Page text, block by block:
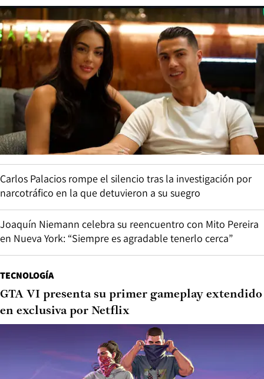
Carlos Palacios rompe el silencio tras la investigación por
narcotráfico en la que detuvieron a su suegro
Joaquín Niemann celebra su reencuentro con Mito Pereira
en Nueva York: “Siempre es agradable tenerlo cerca”
TECNOLOGÍA
GTA VI presenta su primer gameplay extendido
en exclusiva por Netflix